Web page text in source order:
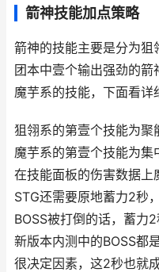
箭神技能加点策略
箭神的技能主要是分为狙
团本中壹个输出强劲的
魔芋系的技能，下面看详
狙翎系的第壹个技能为聚
魔芋系的第壹个技能为集
在技能面板的伤害数据
STG还需要原地蓄力2秒
BOSS被打倒的话，蓄力
新版本内测中的BOSS都
很决定因素，这2秒也就